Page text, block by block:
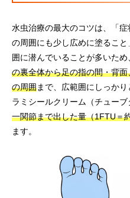
水虫治療の最大のコツは、「
の周囲にも少し広めに塗るこ
囲に潜んでいることが多いため
の裏全体から足の指の間・背
の周囲まで、広範囲にしっかり
ラミシールクリーム（チューブ
一関節まで出した量（1FTU＝
ます。